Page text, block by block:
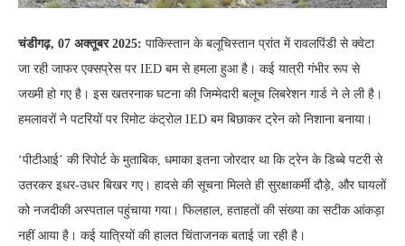
चंडीगढ़, 07 अक्तूबर 2025: पाकिस्तान के बलूचिस्तान प्रांत में रावलपिंडी से क्वेटा
जा रही जाफर एक्सप्रेस पर IED बम से हमला हुआ है। कई यात्री गंभीर रूप से
जख्मी हो गए है। इस खतरनाक घटना की जिम्मेदारी बलूच लिबरेशन गार्ड ने ले ली है।
हमलावरों ने पटरियों पर रिमोट कंट्रोल IED बम बिछाकर ट्रेन को निशाना बनाया।
‘पीटीआई’ की रिपोर्ट के मुताबिक, धमाका इतना जोरदार था कि ट्रेन के डिब्बे पटरी से
उतरकर इधर-उधर बिखर गए। हादसे की सूचना मिलते ही सुरक्षाकर्मी दौड़े, और घायलों
को नजदीकी अस्पताल पहुंचाया गया। फिलहाल, हताहतों की संख्या का सटीक आंकड़ा
नहीं आया है। कई यात्रियों की हालत चिंताजनक बताई जा रही है।